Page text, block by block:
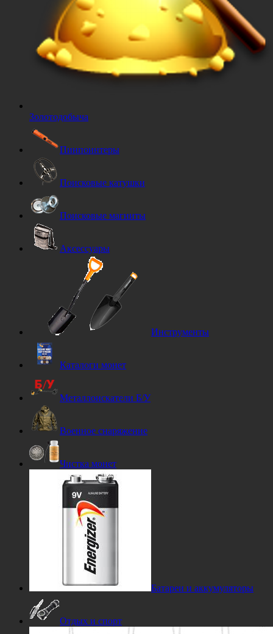
Золотодобыча
Пинпоинтеры
Поисковые катушки
Поисковые магниты
Аксессуары
Инструменты
Каталоги монет
Металлоискатели Б/У
Военное снаряжение
Чистка монет
Батареи и аккумуляторы
Отдых и спорт